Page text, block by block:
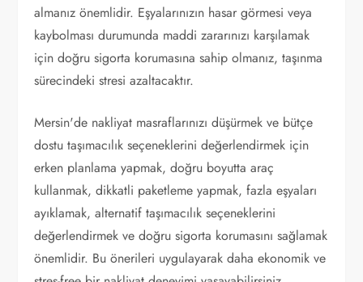
almanız önemlidir. Eşyalarınızın hasar görmesi veya
kaybolması durumunda maddi zararınızı karşılamak
için doğru sigorta korumasına sahip olmanız, taşınma
sürecindeki stresi azaltacaktır.
Mersin'de nakliyat masraflarınızı düşürmek ve bütçe
dostu taşımacılık seçeneklerini değerlendirmek için
erken planlama yapmak, doğru boyutta araç
kullanmak, dikkatli paketleme yapmak, fazla eşyaları
ayıklamak, alternatif taşımacılık seçeneklerini
değerlendirmek ve doğru sigorta korumasını sağlamak
önemlidir. Bu önerileri uygulayarak daha ekonomik ve